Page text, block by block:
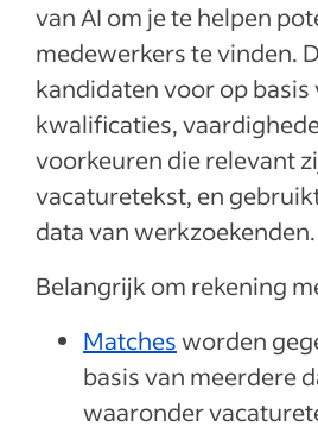
van AI om je te helpen
medewerkers te vinden.
kandidaten voor op basis
kwalificaties,
voorkeuren die relevant
vacaturetekst, en
data van werkzoekenden.
Belangrijk om rekening
Matchesworden
basis van meerdere
waaronder